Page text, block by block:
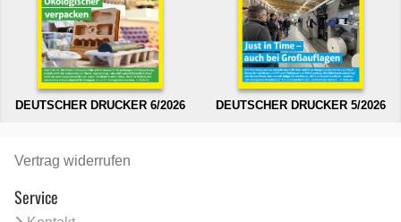
DEUTSCHER DRUCKER 6/2026 DEUTSCHER DRUCKER 5/2026
Vertrag widerrufen
Service